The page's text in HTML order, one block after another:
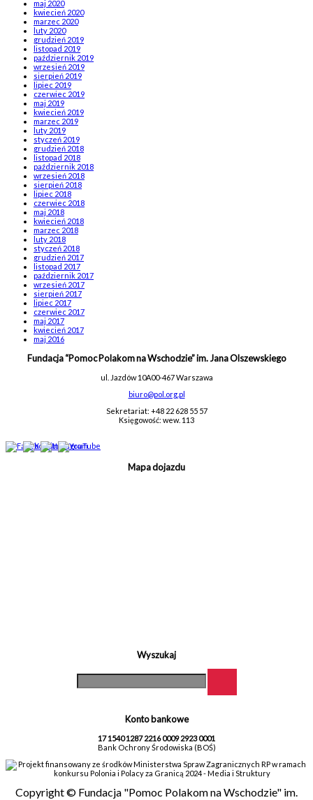
maj 2020
kwiecień 2020
marzec 2020
luty 2020
grudzień 2019
listopad 2019
październik 2019
wrzesień 2019
sierpień 2019
lipiec 2019
czerwiec 2019
maj 2019
kwiecień 2019
marzec 2019
luty 2019
styczeń 2019
grudzień 2018
listopad 2018
październik 2018
wrzesień 2018
sierpień 2018
lipiec 2018
czerwiec 2018
maj 2018
kwiecień 2018
marzec 2018
luty 2018
styczeń 2018
grudzień 2017
listopad 2017
październik 2017
wrzesień 2017
sierpień 2017
lipiec 2017
czerwiec 2017
maj 2017
kwiecień 2017
maj 2016
Fundacja “Pomoc Polakom na Wschodzie” im. Jana Olszewskiego
ul. Jazdów 10A00-467 Warszawa
biuro@pol.org.pl
Sekretariat: +48 22 628 55 57
Księgowość: wew. 113
Mapa dojazdu
Wyszukaj
Konto bankowe
17 1540 1287 2216 0009 2923 0001
Bank Ochrony Środowiska (BOŚ)
Projekt finansowany ze środków Ministerstwa Spraw Zagranicznych RP w ramach
konkursu Polonia i Polacy za Granicą 2024 - Media i Struktury
Copyright © Fundacja "Pomoc Polakom na Wschodzie" im.